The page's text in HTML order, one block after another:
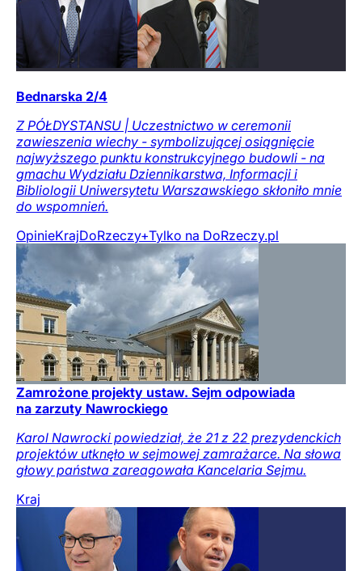
Bednarska 2/4
Z PÓŁDYSTANSU | Uczestnictwo w ceremonii
zawieszenia wiechy - symbolizującej osiągnięcie
najwyższego punktu konstrukcyjnego budowli - na
gmachu Wydziału Dziennikarstwa, Informacji i
Bibliologii Uniwersytetu Warszawskiego skłoniło mnie
do wspomnień.
OpinieKrajDoRzeczy+Tylko na DoRzeczy.pl
Zamrożone projekty ustaw. Sejm odpowiada
na zarzuty Nawrockiego
Karol Nawrocki powiedział, że 21 z 22 prezydenckich
projektów utknęło w sejmowej zamrażarce. Na słowa
głowy państwa zareagowała Kancelaria Sejmu.
Kraj